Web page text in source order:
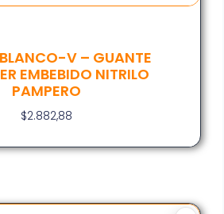
V – GUANTE
EMBEBIDO NITRILO
PAMPERO
$2.882,88